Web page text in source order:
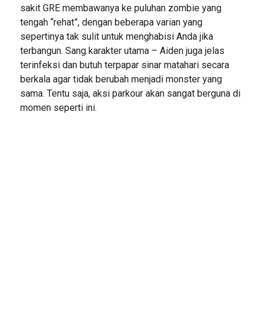
sakit GRE membawanya ke puluhan zombie yang
tengah “rehat”, dengan beberapa varian yang
sepertinya tak sulit untuk menghabisi Anda jika
terbangun. Sang karakter utama – Aiden juga jelas
terinfeksi dan butuh terpapar sinar matahari secara
berkala agar tidak berubah menjadi monster yang
sama. Tentu saja, aksi parkour akan sangat berguna di
momen seperti ini.